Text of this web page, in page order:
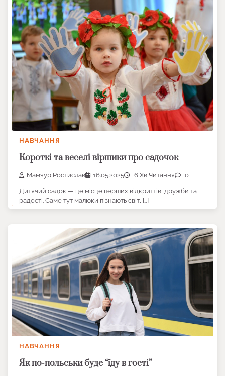
НАВЧАННЯ
Короткі та веселі віршики про садочок
Мамчур Ростислав 16.05.2025 6 Хв Читання 0
Дитячий садок — це місце перших відкриттів, дружби та
радості. Саме тут малюки пізнають світ, […]
НАВЧАННЯ
Як по-польськи буде “їду в гості”